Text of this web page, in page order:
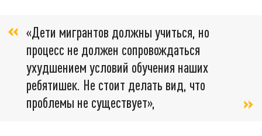
«Дети мигрантов должны учиться, но
процесс не должен сопровождаться
ухудшением условий обучения наших
ребятишек. Не стоит делать вид, что
проблемы не существует»,